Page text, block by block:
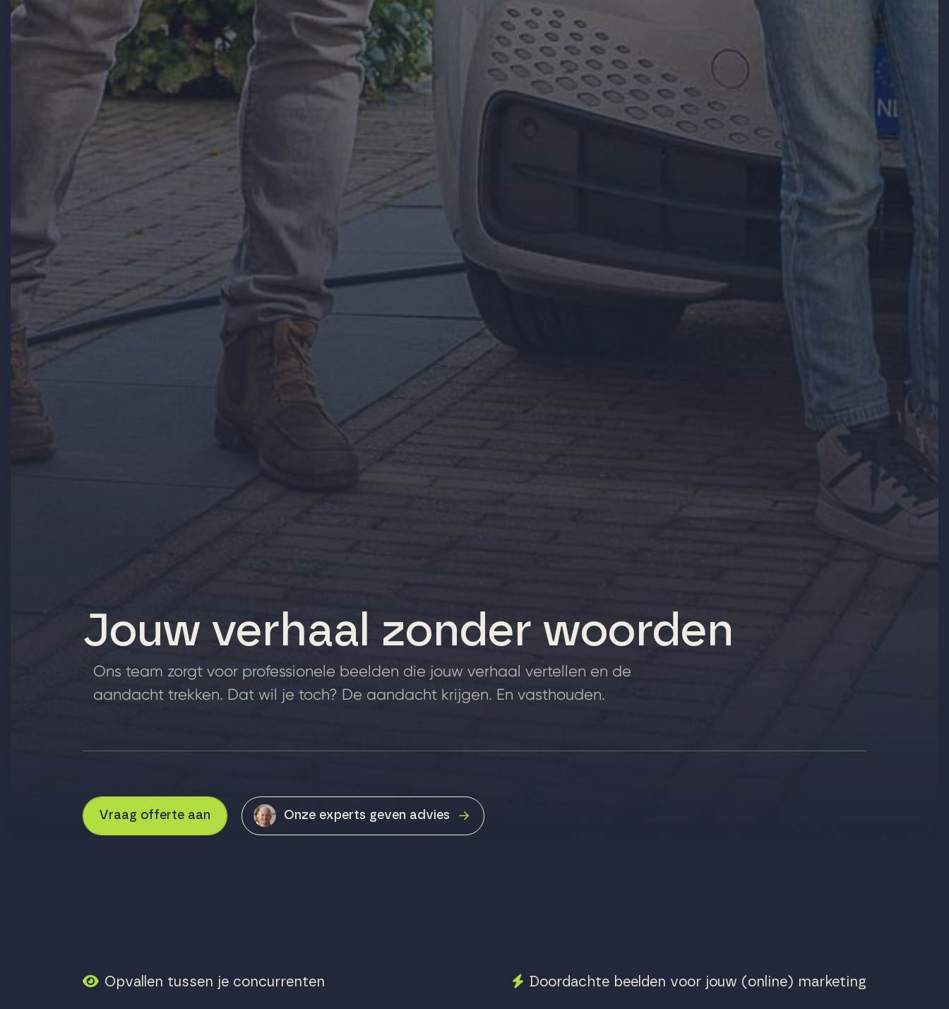
Jouw verhaal zonder woorden
Ons team zorgt voor professionele beelden die jouw verhaal vertellen en de
aandacht trekken. Dat wil je toch? De aandacht krijgen. En vasthouden.
Vraag offerte aan Onze experts geven advies
Opvallen tussen je concurrenten Doordachte beelden voor jouw (online) marketing